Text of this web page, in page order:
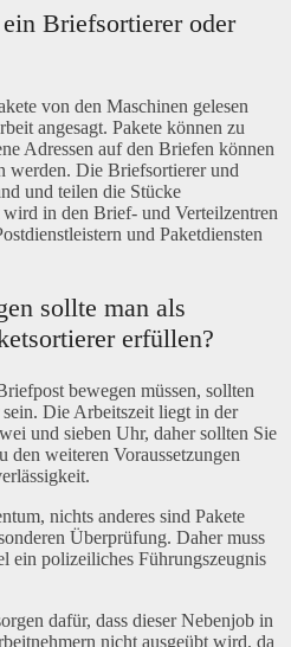
Briefsortierer oder
von den Maschinen gelesen
angesagt. Pakete können zu
Adressen auf den Briefen können
werden. Die Briefsortierer und
und teilen die Stücke
in den Brief- und Verteilzentren
und Paketdiensten
sollte man als
erfüllen?
bewegen müssen, sollten
Die Arbeitszeit liegt in der
und sieben Uhr, daher sollten Sie
den weiteren Voraussetzungen
nichts anderes sind Pakete
Überprüfung. Daher muss
ein polizeiliches Führungszeugnis
dafür, dass dieser Nebenjob in
nicht ausgeübt wird, da